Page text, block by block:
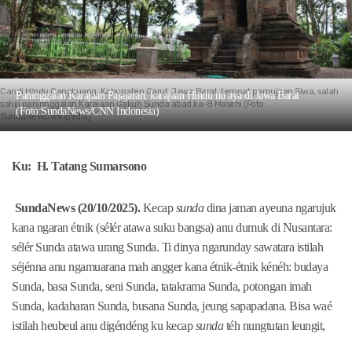
Candi Hindu Cangkuang, Kabupaten Garut, Jawa Barat, tempat pamujaan Siwa, salah
sahiji paninhggalan Karajaan Gakuh Sunda abad ka-8 Masehi (Foto:
SundaNews/Wikipedia)
Paninggalan Karajaan Pajajaran, karajaan Hindu nu aya di Jawa Barat
(Foto:SundaNews/CNN Indonesia)
Ku: H. Tatang Sumarsono
SundaNews (20/10/2025).Kecapsundadina jaman ayeuna ngarujuk
kana ngaran étnik (sélér atawa suku bangsa) anu dumuk di Nusantara:
sélér Sunda atawa urang Sunda. Ti dinya ngarunday sawatara istilah
séjénna anu ngamuarana mah angger kana étnik-étnik kénéh: budaya
Sunda, basa Sunda, seni Sunda, tatakrama Sunda, potongan imah
Sunda, kadaharan Sunda, busana Sunda, jeung sapapadana. Bisa waé
istilah heubeul anu digéndéng ku kecapsundatéh nungtutan leungit,